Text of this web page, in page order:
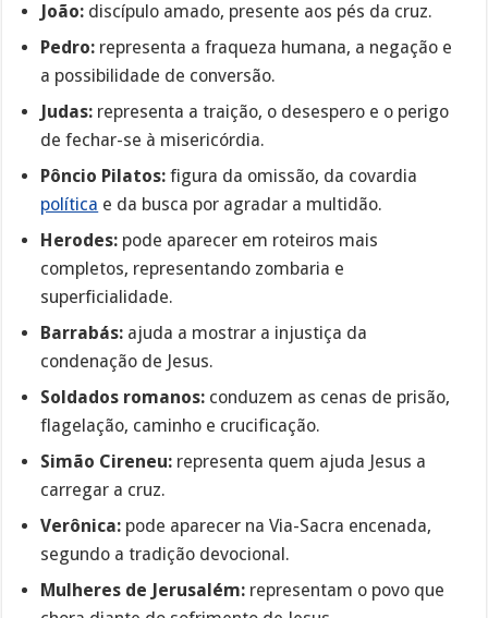
João: discípulo amado, presente aos pés da cruz.
Pedro: representa a fraqueza humana, a negação e
a possibilidade de conversão.
Judas: representa a traição, o desespero e o perigo
de fechar-se à misericórdia.
Pôncio Pilatos: figura da omissão, da covardia
política e da busca por agradar a multidão.
Herodes: pode aparecer em roteiros mais
completos, representando zombaria e
superficialidade.
Barrabás: ajuda a mostrar a injustiça da
condenação de Jesus.
Soldados romanos: conduzem as cenas de prisão,
flagelação, caminho e crucificação.
Simão Cireneu: representa quem ajuda Jesus a
carregar a cruz.
Verônica: pode aparecer na Via-Sacra encenada,
segundo a tradição devocional.
Mulheres de Jerusalém: representam o povo que